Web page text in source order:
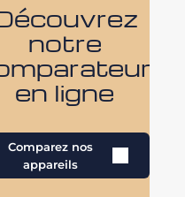
notre
en ligne
Comparez nos
appareils